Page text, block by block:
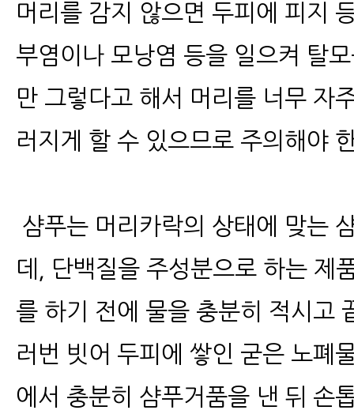
머리를 감지 않으면 두피에 피지
부염이나 모낭염 등을 일으켜 탈
만 그렇다고 해서 머리를 너무 자
러지게 할 수 있으므로 주의해야
샴푸는 머리카락의 상태에 맞는
데, 단백질을 주성분으로 하는 제
를 하기 전에 물을 충분히 적시고
러번 빗어 두피에 쌓인 굳은 노폐
에서 충분히 샴푸거품을 낸 뒤 손